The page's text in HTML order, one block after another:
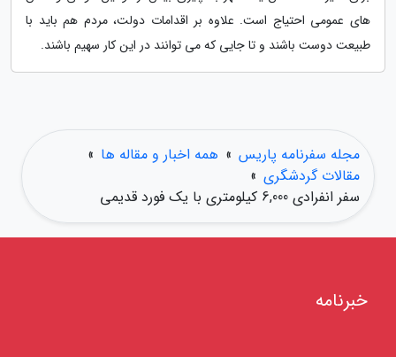
های عمومی احتیاج است. علاوه بر اقدامات دولت، مردم هم باید با
طبیعت دوست باشند و تا جایی که می توانند در این کار سهیم باشند.
مجله سفرنامه پاریس » همه اخبار و مقاله ها »
مقالات گردشگری »
سفر انفرادی 6,000 کیلومتری با یک فورد قدیمی
خبرنامه